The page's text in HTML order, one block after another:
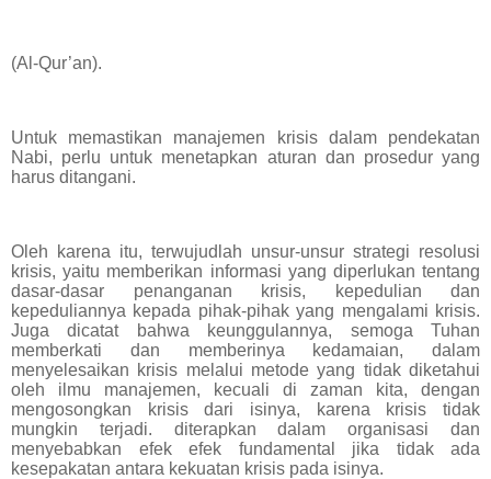
(Al-Qur’an).
Untuk memastikan manajemen krisis dalam pendekatan
Nabi, perlu untuk menetapkan aturan dan prosedur yang
harus ditangani.
Oleh karena itu, terwujudlah unsur-unsur strategi resolusi
krisis, yaitu memberikan informasi yang diperlukan tentang
dasar-dasar penanganan krisis, kepedulian dan
kepeduliannya kepada pihak-pihak yang mengalami krisis.
Juga dicatat bahwa keunggulannya, semoga Tuhan
memberkati dan memberinya kedamaian, dalam
menyelesaikan krisis melalui metode yang tidak diketahui
oleh ilmu manajemen, kecuali di zaman kita, dengan
mengosongkan krisis dari isinya, karena krisis tidak
mungkin terjadi. diterapkan dalam organisasi dan
menyebabkan efek efek fundamental jika tidak ada
kesepakatan antara kekuatan krisis pada isinya.